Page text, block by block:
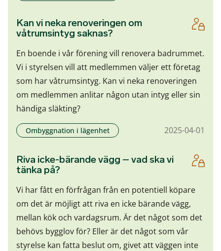
Kan vi neka renoveringen om
våtrumsintyg saknas?
En boende i vår förening vill renovera badrummet.
Vi i styrelsen vill att medlemmen väljer ett företag
som har våtrumsintyg. Kan vi neka renoveringen
om medlemmen anlitar någon utan intyg eller sin
händiga släkting?
Ombyggnation i lägenhet 2025-04-01
Riva icke-bärande vägg – vad ska vi
tänka på?
Vi har fått en förfrågan från en potentiell köpare
om det är möjligt att riva en icke bärande vägg,
mellan kök och vardagsrum. Är det något som det
behövs bygglov för? Eller är det något som vår
styrelse kan fatta beslut om, givet att väggen inte